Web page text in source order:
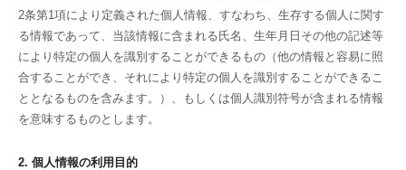
2条第1項により定義された個人情報、すなわち、生存する個人に関す
る情報であって、当該情報に含まれる氏名、生年月日その他の記述等
により特定の個人を識別することができるもの（他の情報と容易に照
合することができ、それにより特定の個人を識別することができるこ
ととなるものを含みます。）、もしくは個人識別符号が含まれる情報
を意味するものとします。
2. 個人情報の利用目的